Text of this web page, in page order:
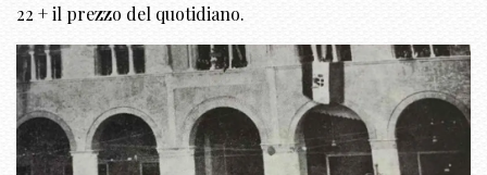
22 + il prezzo del quotidiano.